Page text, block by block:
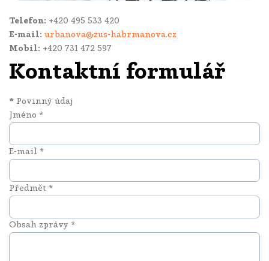
Telefon: +420 495 533 420
E-mail: urbanova@zus-habrmanova.cz
Mobil: +420 731 472 597
Kontaktní formulář
* Povinný údaj
Jméno *
E-mail *
Předmět *
Obsah zprávy *